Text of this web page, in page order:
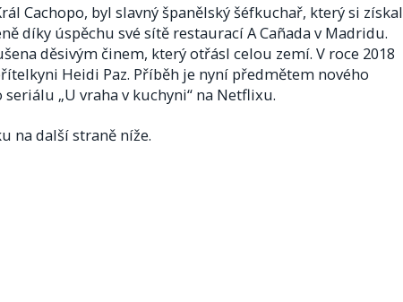
Cachopo, byl slavný španělský šéfkuchař, který si získal
díky úspěchu své sítě restaurací A Cañada v Madridu.
děsivým činem, který otřásl celou zemí. V roce 2018
Heidi Paz. Příběh je nyní předmětem nového
„U vraha v kuchyni“ na Netflixu.
na další straně níže.